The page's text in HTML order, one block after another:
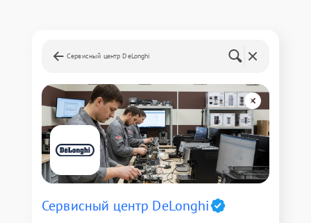
Сервисный центр DeLonghi
Сервисный центр DeLonghi